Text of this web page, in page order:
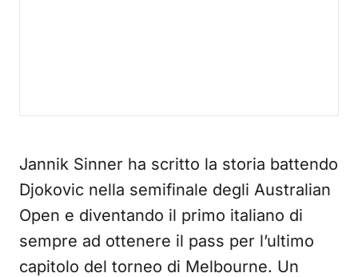
Jannik Sinner ha scritto la storia battendo
Djokovic nella semifinale degli Australian
Open e diventando il primo italiano di
sempre ad ottenere il pass per l’ultimo
capitolo del torneo di Melbourne. Un